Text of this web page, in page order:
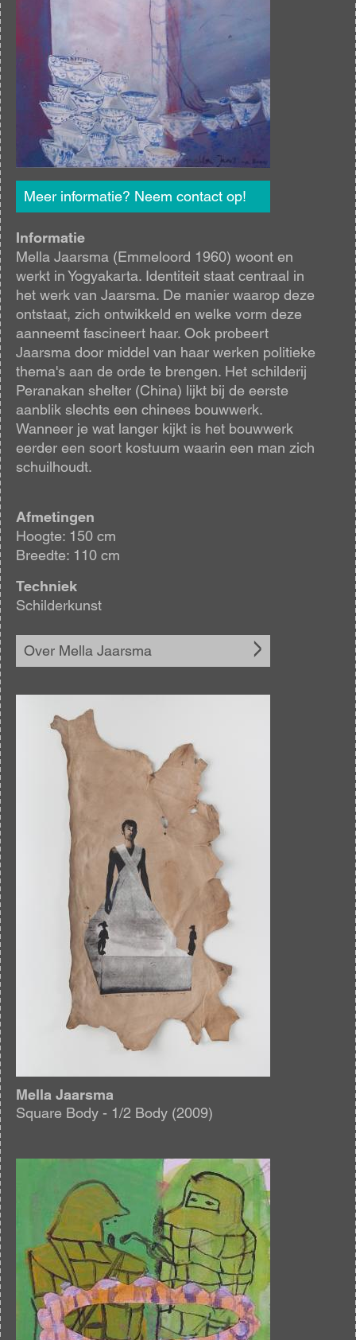
Meer informatie? Neem contact op!
Informatie
Mella Jaarsma (Emmeloord 1960) woont en
werkt in Yogyakarta. Identiteit staat centraal in
het werk van Jaarsma. De manier waarop deze
ontstaat, zich ontwikkeld en welke vorm deze
aanneemt fascineert haar. Ook probeert
Jaarsma door middel van haar werken politieke
thema's aan de orde te brengen. Het schilderij
Peranakan shelter (China) lijkt bij de eerste
aanblik slechts een chinees bouwwerk.
Wanneer je wat langer kijkt is het bouwwerk
eerder een soort kostuum waarin een man zich
schuilhoudt.
Afmetingen
Hoogte: 150 cm
Breedte: 110 cm
Techniek
Schilderkunst
Over Mella Jaarsma
Mella Jaarsma
Square Body - 1/2 Body (2009)
Afbeelding